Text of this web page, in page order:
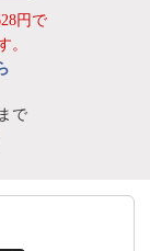
円で
。
で